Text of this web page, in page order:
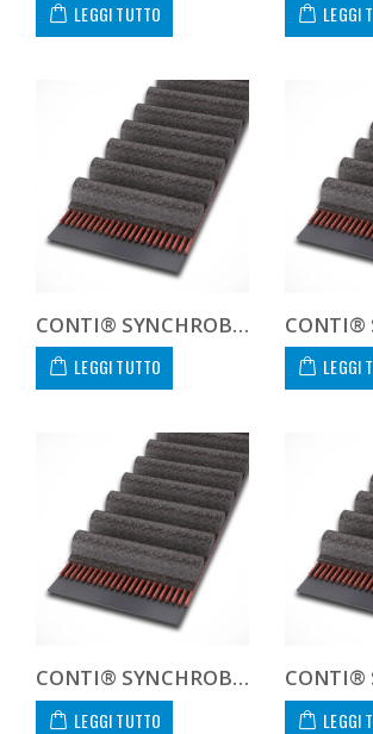
LEGGI TUTTO LEGGI
CONTI® SYNCHROBELT 360H300
LEGGI TUTTO LEGGI
CONTI® SYNCHROBELT 390H300
LEGGI TUTTO LEGGI